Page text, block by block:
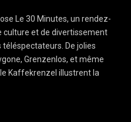
Le 30 Minutes, un rendez-
culture et de divertissement
De jolies
Grenzenlos, et même
Kaffekrenzel illustrent la